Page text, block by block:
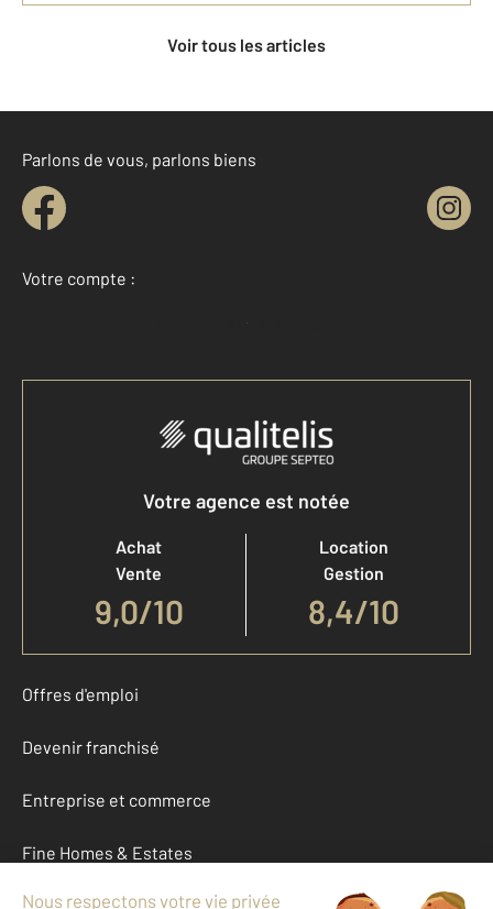
Voir tous les articles
Parlons de vous, parlons biens
Votre compte :
Accéder à mon compte
Votre agence est notée
Achat
Vente
9,0/10
Location
Gestion
8,4/10
Offres d'emploi
Devenir franchisé
Entreprise et commerce
Fine Homes & Estates